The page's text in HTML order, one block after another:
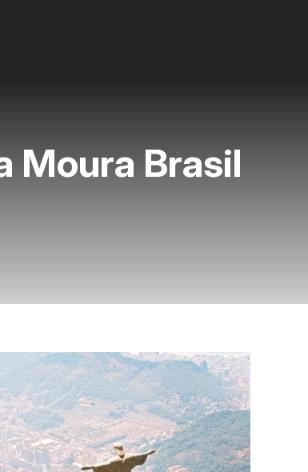
Moura Brasil